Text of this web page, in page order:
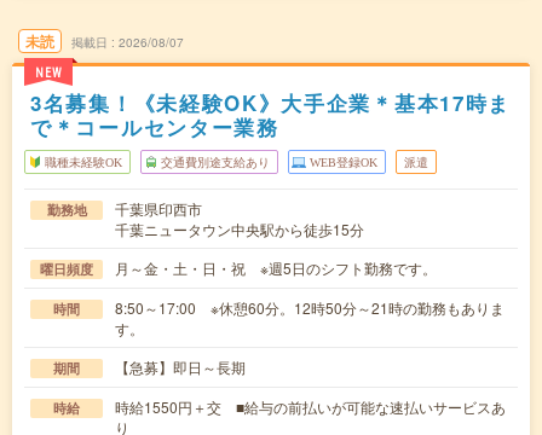
未読
NEW
掲載日 2026/08/07
3名募集！《未経験OK》大手企業＊基本17時ま
で＊コールセンター業務
職種未経験OK 交通費別途支給あり WEB登録OK 派遣
勤務地
千葉県印西市
千葉ニュータウン中央駅から徒歩15分
曜日頻度 月～金・土・日・祝 ※週5日のシフト勤務です。
時間
8:50～17:00 ※休憩60分。12時50分～21時の勤務もありま
す。
期間 【急募】即日～長期
時給
時給1550円＋交 ■給与の前払いが可能な速払いサービスあ
り